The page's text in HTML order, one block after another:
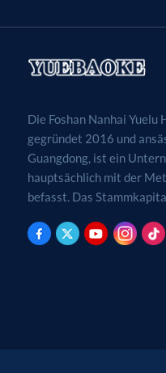
Die Foshan Nanhai Yuelu
gegründet 2016 und
Guangdong, ist ein
hauptsächlich mit der
befasst. Das
Produktion und der